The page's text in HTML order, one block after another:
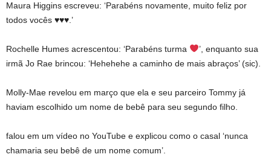
Maura Higgins escreveu: ‘Parabéns novamente, muito feliz por
todos vocês ♥️♥️♥️.’
Rochelle Humes acrescentou: ‘Parabéns turma
’, enquanto sua
irmã Jo Rae brincou: ‘Hehehehe a caminho de mais abraços’ (sic).
Molly-Mae revelou em março que ela e seu parceiro Tommy já
haviam escolhido um nome de bebê para seu segundo filho.
falou em um vídeo no YouTube e explicou como o casal ‘nunca
chamaria seu bebê de um nome comum’.